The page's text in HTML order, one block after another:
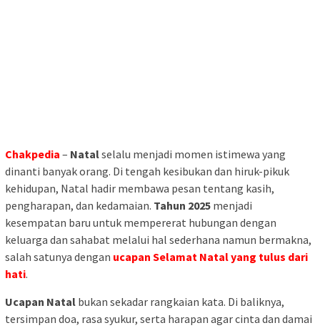
Chakpedia – Natalselalu menjadi momen istimewa yang
dinanti banyak orang. Di tengah kesibukan dan hiruk-pikuk
kehidupan, Natal hadir membawa pesan tentang kasih,
pengharapan, dan kedamaian. Tahun 2025 menjadi
kesempatan baru untuk mempererat hubungan dengan
keluarga dan sahabat melalui hal sederhana namun bermakna,
salah satunya dengan ucapan Selamat Natal yang tulus dari
hati.
Ucapan Natal bukan sekadar rangkaian kata. Di baliknya,
tersimpan doa, rasa syukur, serta harapan agar cinta dan damai